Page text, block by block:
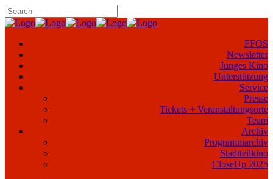
FFOS
Newsletter
Junges Kino
Unterstützung
Service
Presse
Tickets + Veranstaltungsorte
Team
Archiv
Programmarchiv
Stadtteilkino
CloseUp 2025